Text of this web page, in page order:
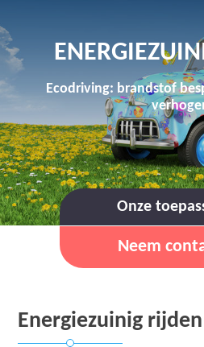
Ecodriving: brandstof
Onze
Neem
Energiezuinig rijden